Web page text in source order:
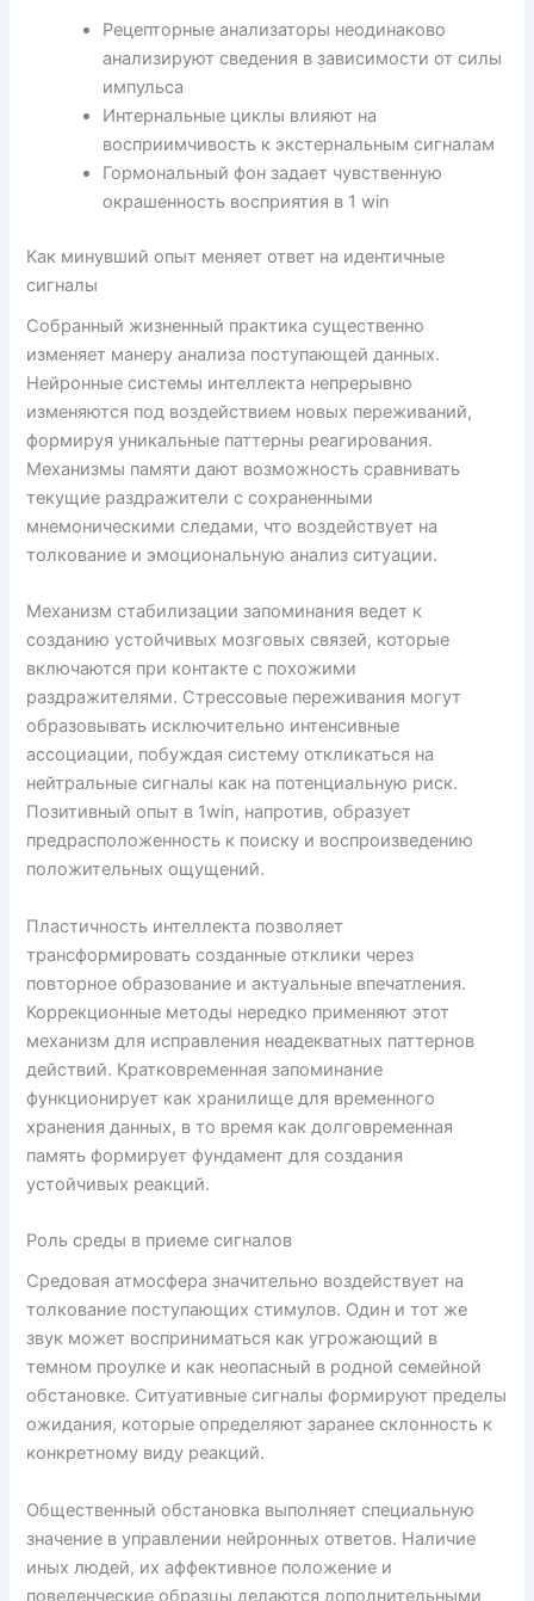
Рецепторные анализаторы неодинаково
анализируют сведения в зависимости от силы
импульса
Интернальные циклы влияют на
восприимчивость к экстернальным сигналам
Гормональный фон задает чувственную
окрашенность восприятия в 1 win
Как минувший опыт меняет ответ на идентичные
сигналы
Собранный жизненный практика существенно
изменяет манеру анализа поступающей данных.
Нейронные системы интеллекта непрерывно
изменяются под воздействием новых переживаний,
формируя уникальные паттерны реагирования.
Механизмы памяти дают возможность сравнивать
текущие раздражители с сохраненными
мнемоническими следами, что воздействует на
толкование и эмоциональную анализ ситуации.
Механизм стабилизации запоминания ведет к
созданию устойчивых мозговых связей, которые
включаются при контакте с похожими
раздражителями. Стрессовые переживания могут
образовывать исключительно интенсивные
ассоциации, побуждая систему откликаться на
нейтральные сигналы как на потенциальную риск.
Позитивный опыт в 1win, напротив, образует
предрасположенность к поиску и воспроизведению
положительных ощущений.
Пластичность интеллекта позволяет
трансформировать созданные отклики через
повторное образование и актуальные впечатления.
Коррекционные методы нередко применяют этот
механизм для исправления неадекватных паттернов
действий. Кратковременная запоминание
функционирует как хранилище для временного
хранения данных, в то время как долговременная
память формирует фундамент для создания
устойчивых реакций.
Роль среды в приеме сигналов
Средовая атмосфера значительно воздействует на
толкование поступающих стимулов. Один и тот же
звук может восприниматься как угрожающий в
темном проулке и как неопасный в родной семейной
обстановке. Ситуативные сигналы формируют пределы
ожидания, которые определяют заранее склонность к
конкретному виду реакций.
Общественный обстановка выполняет специальную
значение в управлении нейронных ответов. Наличие
иных людей, их аффективное положение и
поведенческие образцы делаются дополнительными